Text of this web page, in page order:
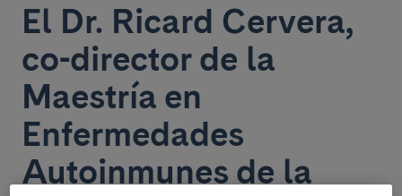
El Dr. Ricard Cervera,
co-director de la
Maestría en
Enfermedades
Autoinmunes de la